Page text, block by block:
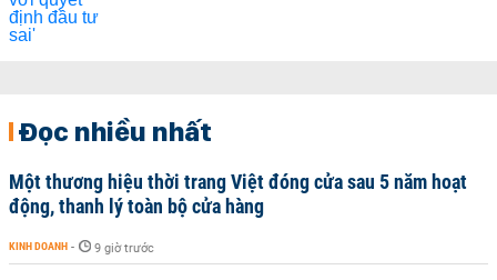
Đọc nhiều nhất
Một thương hiệu thời trang Việt đóng cửa sau 5 năm hoạt
động, thanh lý toàn bộ cửa hàng
KINH DOANH - 9 giờ trước